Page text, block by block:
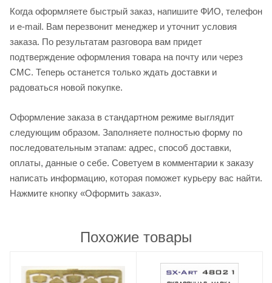
Когда оформляете быстрый заказ, напишите ФИО, телефон
и e-mail. Вам перезвонит менеджер и уточнит условия
заказа. По результатам разговора вам придет
подтверждение оформления товара на почту или через
СМС. Теперь останется только ждать доставки и
радоваться новой покупке.
Оформление заказа в стандартном режиме выглядит
следующим образом. Заполняете полностью форму по
последовательным этапам: адрес, способ доставки,
оплаты, данные о себе. Советуем в комментарии к заказу
написать информацию, которая поможет курьеру вас найти.
Нажмите кнопку «Оформить заказ».
Похожие товары